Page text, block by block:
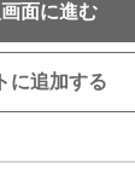
面に進む
に追加する